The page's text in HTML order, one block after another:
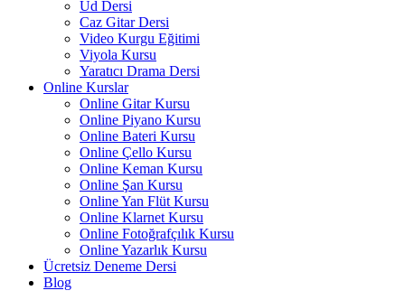
Ud Dersi
Caz Gitar Dersi
Video Kurgu Eğitimi
Viyola Kursu
Yaratıcı Drama Dersi
Online Kurslar
Online Gitar Kursu
Online Piyano Kursu
Online Bateri Kursu
Online Çello Kursu
Online Keman Kursu
Online Şan Kursu
Online Yan Flüt Kursu
Online Klarnet Kursu
Online Fotoğrafçılık Kursu
Online Yazarlık Kursu
Ücretsiz Deneme Dersi
Blog